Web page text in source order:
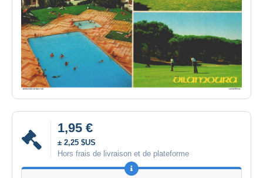
1,95 €
± 2,25 $US
Hors frais de livraison et de plateforme